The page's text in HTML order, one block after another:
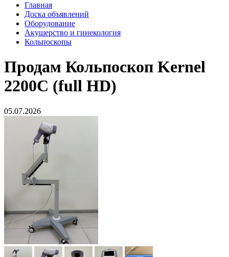
Главная
Доска объявлений
Оборудование
Акушерство и гинекология
Кольпоскопы
Продам Кольпоскоп Kernel
2200С (full HD)
05.07.2026